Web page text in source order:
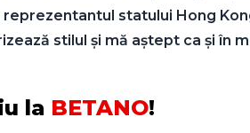
statului Hong
stilul și mă aștept ca și în
la BETANO!